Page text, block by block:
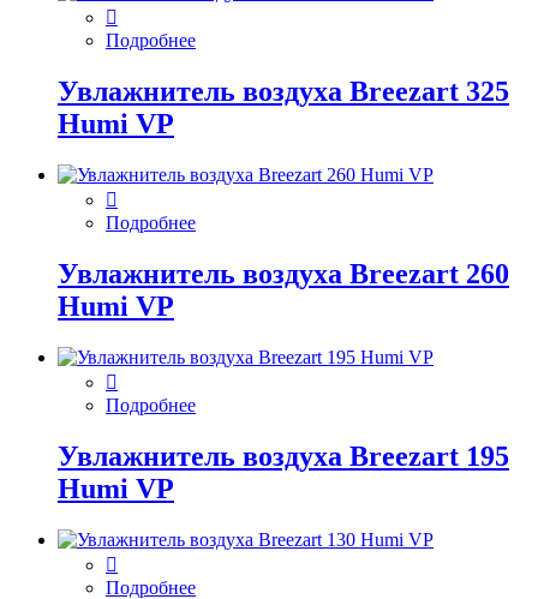
Подробнее
Увлажнитель воздуха Breezart 325
Humi VP
Подробнее
Увлажнитель воздуха Breezart 260
Humi VP
Подробнее
Увлажнитель воздуха Breezart 195
Humi VP
Подробнее